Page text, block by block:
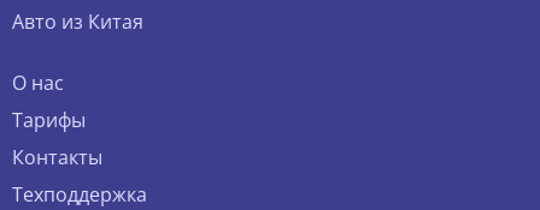
Авто из Китая
О нас
Тарифы
Контакты
Техподдержка